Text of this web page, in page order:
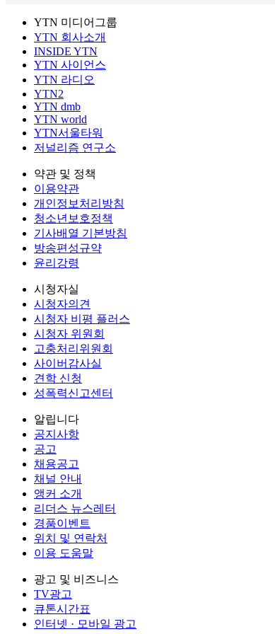
YTN 미디어그룹
YTN 회사소개
INSIDE YTN
YTN 사이언스
YTN 라디오
YTN2
YTN dmb
YTN world
YTN서울타워
저널리즘 연구소
약관 및 정책
이용약관
개인정보처리방침
청소년보호정책
기사배열 기본방침
방송편성규약
윤리강령
시청자실
시청자의견
시청자 비평 플러스
시청자 위원회
고충처리위원회
사이버감사실
견학 신청
성폭력신고센터
알립니다
공지사항
공고
채용공고
채널 안내
앵커 소개
리더스 뉴스레터
경품이벤트
위치 및 연락처
이용 도움말
광고 및 비즈니스
TV광고
큐톤시간표
인터넷 · 모바일 광고